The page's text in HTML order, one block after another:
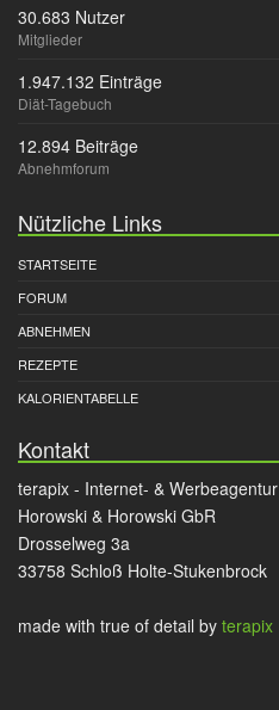
30.683 Nutzer
Mitglieder
1.947.132 Einträge
Diät-Tagebuch
12.894 Beiträge
Abnehmforum
Nützliche Links
STARTSEITE
FORUM
ABNEHMEN
REZEPTE
KALORIENTABELLE
Kontakt
terapix - Internet- & Werbeagentur
Horowski & Horowski GbR
Drosselweg 3a
33758 Schloß Holte-Stukenbrock
made with true of detail by terapix